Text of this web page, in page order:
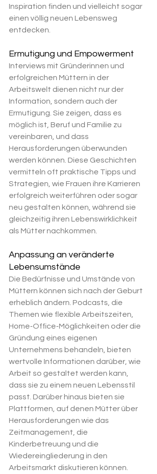
Inspiration finden und vielleicht sogar
einen völlig neuen Lebensweg
entdecken.
Ermutigung und Empowerment
Interviews mit Gründerinnen und
erfolgreichen Müttern in der
Arbeitswelt dienen nicht nur der
Information, sondern auch der
Ermutigung. Sie zeigen, dass es
möglich ist, Beruf und Familie zu
vereinbaren, und dass
Herausforderungen überwunden
werden können. Diese Geschichten
vermitteln oft praktische Tipps und
Strategien, wie Frauen ihre Karrieren
erfolgreich weiterführen oder sogar
neu gestalten können, während sie
gleichzeitig ihren Lebenswirklichkeit
als Mütter nachkommen.
Anpassung an veränderte
Lebensumstände
Die Bedürfnisse und Umstände von
Müttern können sich nach der Geburt
erheblich ändern. Podcasts, die
Themen wie flexible Arbeitszeiten,
Home-Office-Möglichkeiten oder die
Gründung eines eigenen
Unternehmens behandeln, bieten
wertvolle Informationen darüber, wie
Arbeit so gestaltet werden kann,
dass sie zu einem neuen Lebensstil
passt. Darüber hinaus bieten sie
Plattformen, auf denen Mütter über
Herausforderungen wie das
Zeitmanagement, die
Kinderbetreuung und die
Wiedereingliederung in den
Arbeitsmarkt diskutieren können.